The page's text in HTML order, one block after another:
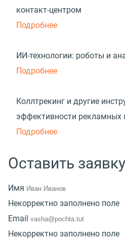
контакт-центром
Подробнее
ИИ-технологии: роботы и
Подробнее
Коллтрекинг и другие
эффективности рекламных
Подробнее
Оставить заявку
Имя
Некорректно заполнено поле
Email
Некорректно заполнено поле